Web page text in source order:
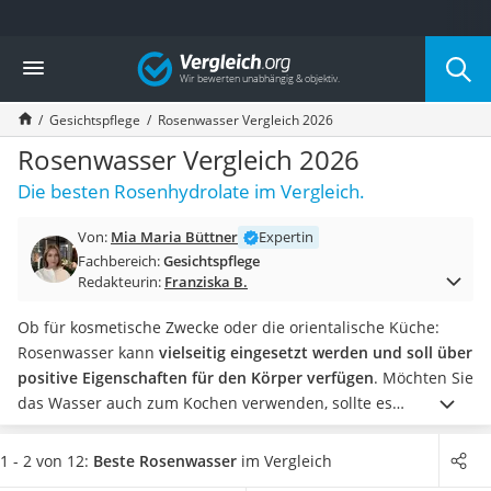
Die beliebtesten Vergleiche nach Kategorie
Drogerie
Inhalator
Haarschneider
Rollator
Braun Rasierer
Katzenklappe (Chip)
Masturbator
Massagepistole
Reisehaartrockner
Eiweißpulver
Magnesiumpräparat
Katzenklappe
Nackenmassagegerät
Zeckenschutz Katze
Vergleich
Gesichtspflege Rosenwasser Vergleich 2026
Rosenwasser Vergleich 2026
Die besten Rosenhydrolate im Vergleich.
Von: Mia Maria Büttner
Expertin
Fachbereich:Gesichtspflege
Redakteurin: Franziska B.
Ob für kosmetische Zwecke oder die orientalische Küche:
Rosenwasser kann vielseitig eingesetzt werden und soll über
positive Eigenschaften für den Körper verfügen. Möchten Sie
das Wasser auch zum Kochen verwenden, sollte es
Lebensmittelqualität aufweisen, Grundvoraussetzung dafür
ist, dass es unter anderem parfüm-, silikon- und mineralölfrei
1 - 2 von 12: Beste Rosenwasser im Vergleich